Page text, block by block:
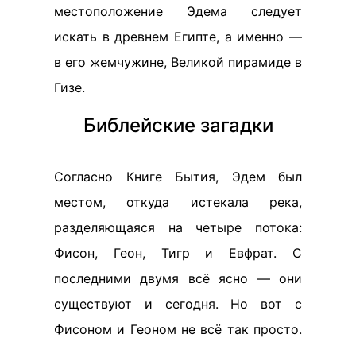
местоположение Эдема следует
искать в древнем Египте, а именно —
в его жемчужине, Великой пирамиде в
Гизе.
Библейские загадки
Согласно Книге Бытия, Эдем был
местом, откуда истекала река,
разделяющаяся на четыре потока:
Фисон, Геон, Тигр и Евфрат. С
последними двумя всё ясно — они
существуют и сегодня. Но вот с
Фисоном и Геоном не всё так просто.